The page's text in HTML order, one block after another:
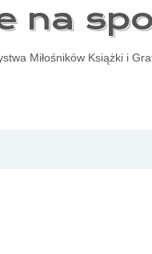
na
Miłośników Książki i